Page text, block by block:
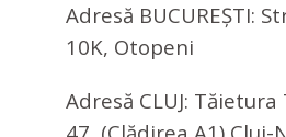
Adresă BUCUREȘTI:
10K, Otopeni
Adresă CLUJ: